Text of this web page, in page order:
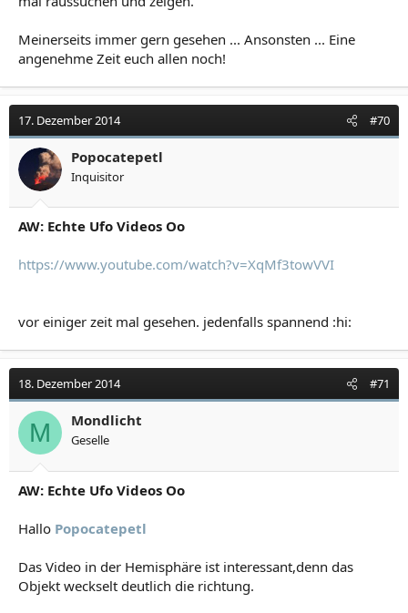
Meinerseits immer gern gesehen ... Ansonsten ... Eine
angenehme Zeit euch allen noch!
17. Dezember 2014 #70
Popocatepetl
Inquisitor
AW: Echte Ufo Videos Oo
https://www.youtube.com/watch?v=XqMf3towVVI
vor einiger zeit mal gesehen. jedenfalls spannend :hi:
18. Dezember 2014 #71
M Mondlicht
Geselle
AW: Echte Ufo Videos Oo
Hallo Popocatepetl
Das Video in der Hemisphäre ist interessant,denn das
Objekt weckselt deutlich die richtung.